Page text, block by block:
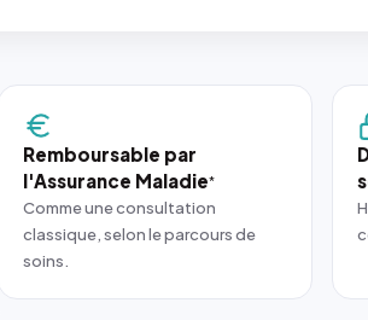
Remboursable par
l'Assurance Maladie*
Comme une consultation
classique, selon le parcours de
soins.